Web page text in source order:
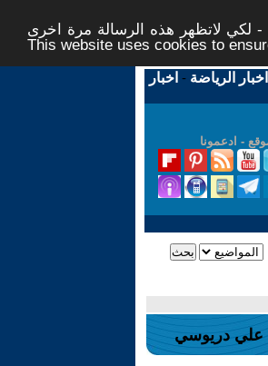
لكي لاتظهر هذه الرسالة مرة اخرى -
This website uses cookies to
اخبار الرياضة - اخبار
- ادعمونا
علي دريوسي